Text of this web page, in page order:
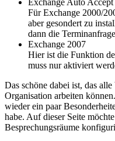
Für Exchange 2000/
aber gesondert zu
dann die
Exchange 2007
Hier ist die Funktion
muss nur aktiviert
Das schöne dabei ist, das
Organisation arbeiten
wieder ein paar
habe. Auf dieser Seite
Besprechungsräume